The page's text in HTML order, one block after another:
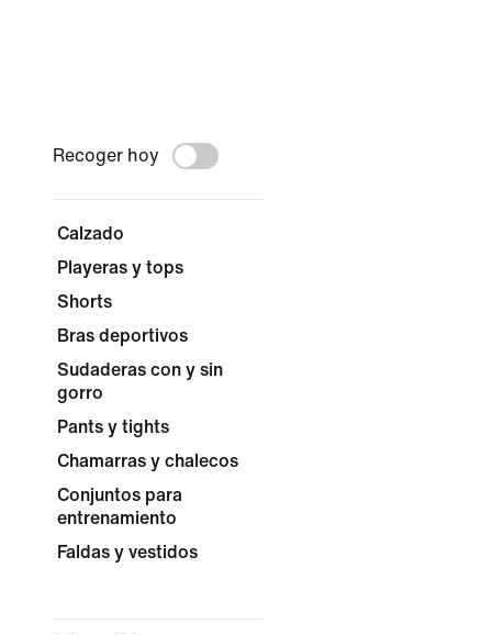
Recoger hoy
Calzado
Playeras y tops
Shorts
Bras deportivos
Sudaderas con y sin
gorro
Pants y tights
Chamarras y chalecos
Conjuntos para
entrenamiento
Faldas y vestidos